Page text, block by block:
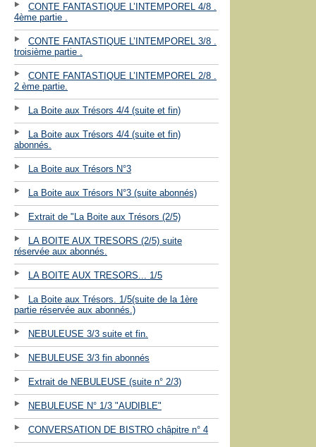
CONTE FANTASTIQUE L’INTEMPOREL 4/8 .
4ème partie .
CONTE FANTASTIQUE L’INTEMPOREL 3/8 .
troisième partie .
CONTE FANTASTIQUE L’INTEMPOREL 2/8 .
2 ème partie.
La Boite aux Trésors 4/4 (suite et fin)
La Boite aux Trésors 4/4 (suite et fin)
abonnés.
La Boite aux Trésors N°3
La Boite aux Trésors N°3 (suite abonnés)
Extrait de "La Boite aux Trésors (2/5)
LA BOITE AUX TRESORS (2/5) suite
réservée aux abonnés.
LA BOITE AUX TRESORS... 1/5
La Boite aux Trésors. 1/5(suite de la 1ère
partie réservée aux abonnés.)
NEBULEUSE 3/3 suite et fin.
NEBULEUSE 3/3 fin abonnés
Extrait de NEBULEUSE (suite n° 2/3)
NEBULEUSE N° 1/3 "AUDIBLE"
CONVERSATION DE BISTRO châpitre n° 4